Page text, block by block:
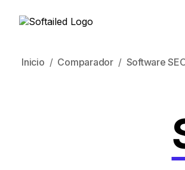
Inicio Comparador Software